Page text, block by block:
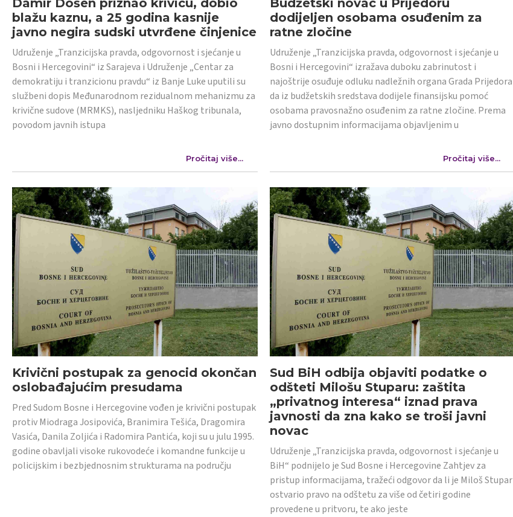
blažu kaznu, a 25 godina kasnije
javno negira sudski utvrđene činjenice
Udruženje „Tranzicijska pravda, odgovornost i sjećanje u
Bosni i Hercegovini“ iz Sarajeva i Udruženje „Centar za
demokratiju i tranzicionu pravdu“ iz Banje Luke uputili su
službeni dopis Međunarodnom rezidualnom mehanizmu za
krivične sudove (MRMKS), nasljedniku Haškog tribunala,
povodom javnih istupa
Pročitaj više...
dodijeljen osobama osuđenim za
ratne zločine
Udruženje „Tranzicijska pravda, odgovornost i sjećanje u
Bosni i Hercegovini“ izražava duboku zabrinutost i
najoštrije osuđuje odluku nadležnih organa Grada Prijedora
da iz budžetskih sredstava dodijele finansijsku pomoć
osobama pravosnažno osuđenim za ratne zločine. Prema
javno dostupnim informacijama objavljenim u
Pročitaj više...
Krivični postupak za genocid okončan
oslobađajućim presudama
Pred Sudom Bosne i Hercegovine vođen je krivični postupak
protiv Miodraga Josipovića, Branimira Tešića, Dragomira
Vasića, Danila Zoljića i Radomira Pantića, koji su u julu 1995.
godine obavljali visoke rukovodeće i komandne funkcije u
policijskim i bezbjednosnim strukturama na području
Sud BiH odbija objaviti podatke o
odšteti Milošu Stuparu: zaštita
„privatnog interesa“ iznad prava
javnosti da zna kako se troši javni
novac
Udruženje „Tranzicijska pravda, odgovornost i sjećanje u
BiH“ podnijelo je Sud Bosne i Hercegovine Zahtjev za
pristup informacijama, tražeći odgovor da li je Miloš Stupar
ostvario pravo na odštetu za više od četiri godine
provedene u pritvoru, te ako jeste